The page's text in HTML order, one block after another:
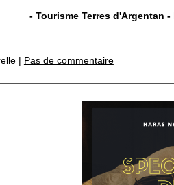
- Tourisme Terres d'Argentan -
| Pas de commentaire